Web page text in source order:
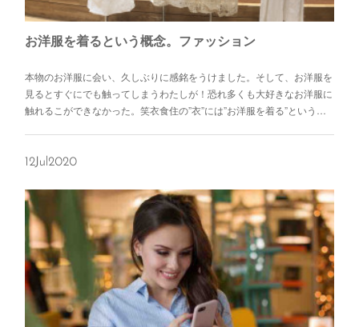
お洋服を着るという概念。ファッション
本物のお洋服に会い、久しぶりに感銘をうけました。そして、お洋服を
見るとすぐにでも触ってしまうわたしが！恐れ多くも大好きなお洋服に
触れるこができなかった。笑衣食住の”衣”には”お洋服を着る”という…
12Jul2020